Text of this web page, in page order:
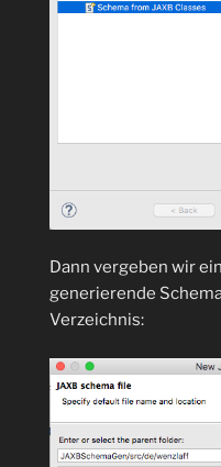
Dann vergeben wir
generierende
Verzeichnis: